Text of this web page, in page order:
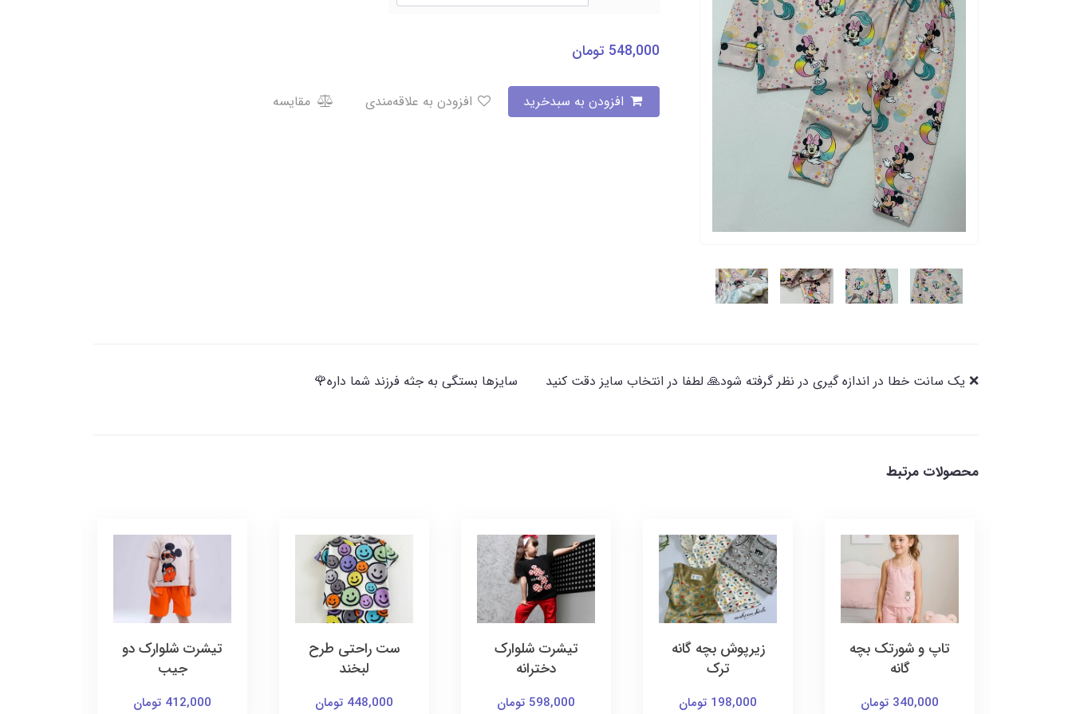
548,000 تومان
مقایسه
❌️ یک سانت خطا در اندازه گیری در نظر گرفته شود🙏 لطفا در انتخاب سایز دقت کنید سایزها بستگی به جثه فرزند شما داره🌹
محصولات مرتبط
تاپ و شورتک بچه
گانه
340,000 تومان
زیرپوش بچه گانه
ترک
198,000 تومان
تیشرت شلوارک
دخترانه
598,000 تومان
ست راحتی طرح
لبخند
448,000 تومان
تیشرت شلوارک دو
جیب
412,000 تومان